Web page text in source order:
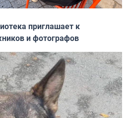
приглашает к
и фотографов